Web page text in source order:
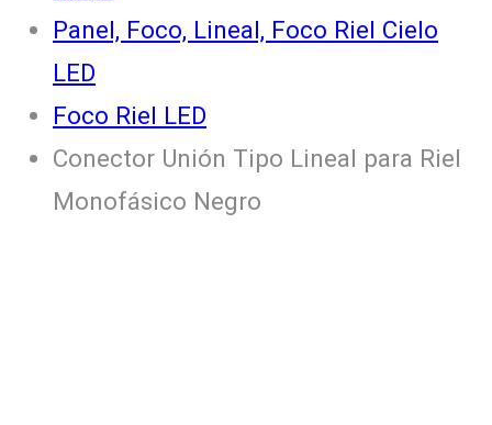
Panel, Foco, Lineal, Foco Riel Cielo
LED
Foco Riel LED
Conector Unión Tipo Lineal para Riel
Monofásico Negro